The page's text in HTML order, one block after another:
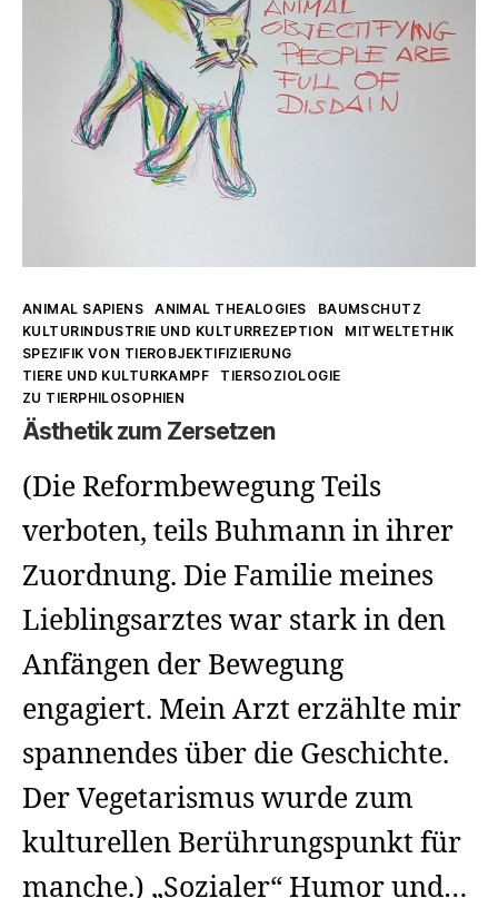
und
Umweltschutz
Kategorien
ANIMAL SAPIENS ANIMAL THEALOGIES
BAUMSCHUTZ
KULTURINDUSTRIE UND KULTURREZEPTION
MITWELTETHIK
SPEZIFIK VON TIEROBJEKTIFIZIERUNG
TIERE UND KULTURKAMPF
TIERSOZIOLOGIE
ZU TIERPHILOSOPHIEN
Ästhetik zum Zersetzen
(Die Reformbewegung Teils
verboten, teils Buhmann in ihrer
Zuordnung. Die Familie meines
Lieblingsarztes war stark in den
Anfängen der Bewegung
engagiert. Mein Arzt erzählte mir
spannendes über die Geschichte.
Der Vegetarismus wurde zum
kulturellen Berührungspunkt für
manche.) „Sozialer“ Humor und…